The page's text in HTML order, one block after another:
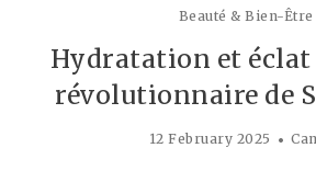
Beauté & Bien-Être
Hydratation et éclat
révolutionnaire de
12 February 2025